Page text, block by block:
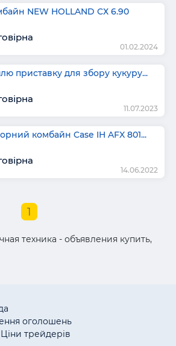
NEW HOLLAND СХ 6.90
01.02.2024
приставку для збору кукуру...
11.07.2023
комбайн Case IH AFX 801...
14.06.2022
1
техника - объявления купить,
оголошень
трейдерів